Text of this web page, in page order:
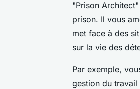
"Prison
prison. Il vous
met face à des
sur la vie des
Par exemple,
gestion du travail